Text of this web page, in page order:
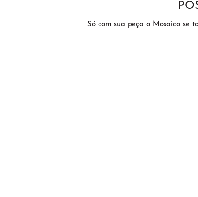
Só com sua peça o Mosaico se